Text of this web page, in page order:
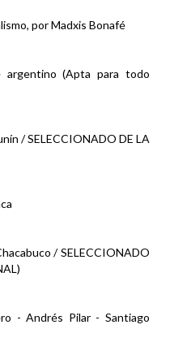
por Madxis Bonafé
argentino (Apta para todo
/ SELECCIONADO DE LA
/ SELECCIONADO
- Andrés Pilar - Santiago